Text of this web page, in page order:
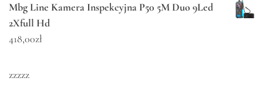
Mbg Line Kamera Inspekcyjna P50 5M Duo 9Led
2Xfull Hd
418,00zł
zzzzz